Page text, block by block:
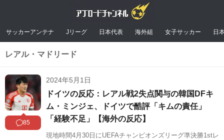
サッカーアンテナ Jリーグ 日本代表 海外組 女子サッカー 日
レアル・マドリード
85
2024年5月1日
ドイツの反応：レアル戦2失点関与の韓国DFキ
ム・ミンジェ、ドイツで酷評「キムの責任」
「経験不足」【海外の反応】
現地時間4月30日にUEFAチャンピオンズリーグ準決勝1stレ